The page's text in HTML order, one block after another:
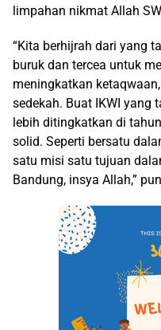
limpahan nikmat Allah
“Kita berhijrah dari yang
buruk dan tercea untuk
meningkatkan
sedekah. Buat IKWI yang
lebih ditingkatkan di
solid. Seperti bersatu
satu misi satu tujuan
Bandung, insya Allah,”